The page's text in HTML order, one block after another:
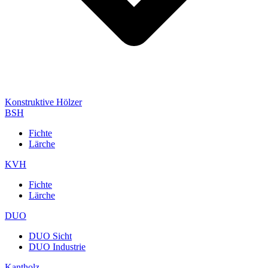
Konstruktive Hölzer
BSH
Fichte
Lärche
KVH
Fichte
Lärche
DUO
DUO Sicht
DUO Industrie